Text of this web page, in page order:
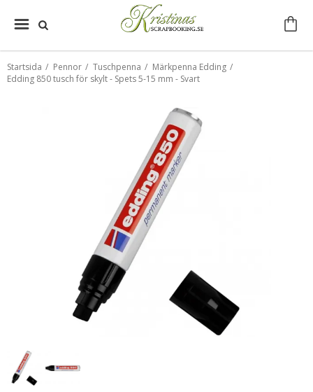
Startsida / Pennor / Tuschpenna / Märkpenna Edding /
Edding 850 tusch för skylt - Spets 5-15 mm - Svart